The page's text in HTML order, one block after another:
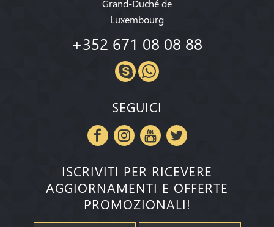
Grand-Duché de
Luxembourg
+352 671 08 08 88
SEGUICI
ISCRIVITI PER RICEVERE
AGGIORNAMENTI E OFFERTE
PROMOZIONALI!